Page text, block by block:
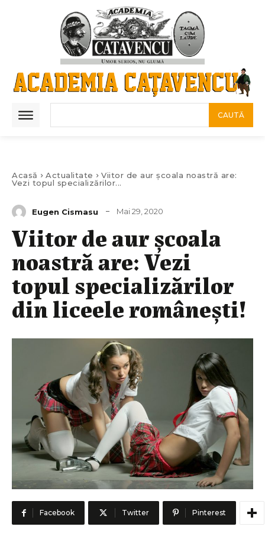
CAUTĂ
Acasă Actualitate
Viitor de aur școala noastră are:
Vezi topul specializărilor...
Eugen Cismasu Mai 29, 2020
Viitor de aur școala
noastră are: Vezi
topul specializărilor
din liceele românești!
Facebook Twitter Pinterest